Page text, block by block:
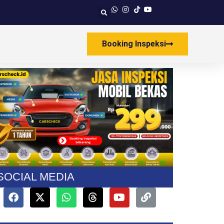
Booking Inspeksi
MEDIA